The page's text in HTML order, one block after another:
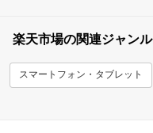
楽天市場の関連ジャンル
スマートフォン・タブレット